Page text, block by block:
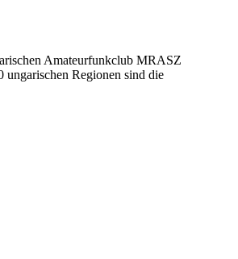
Amateurfunkclub MRASZ
Regionen sind die